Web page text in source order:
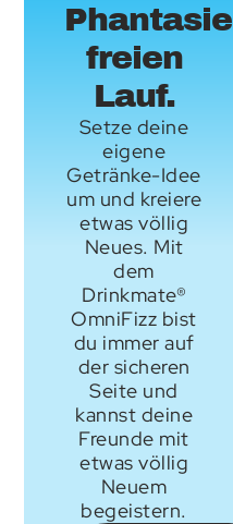
Phantasie
freien
Lauf.
Setze deine
eigene
Getränke-Idee
um und kreiere
etwas völlig
Neues. Mit
dem
Drinkmate®
OmniFizz bist
du immer auf
der sicheren
Seite und
kannst deine
Freunde mit
etwas völlig
Neuem
begeistern.